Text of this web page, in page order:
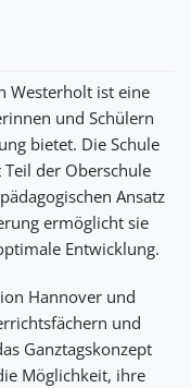
Westerholt ist eine
und Schülern
bietet. Die Schule
der Oberschule
Ansatz
ermöglicht sie
Entwicklung.
Hannover und
und
Ganztagskonzept
Möglichkeit, ihre